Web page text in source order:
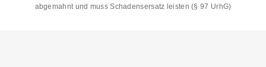
abgemahnt und muss Schadensersatz leisten (§ 97 UrhG)